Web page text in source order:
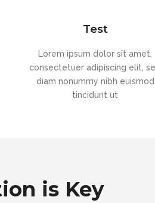
Test
Lorem ipsum dolor sit amet,
consectetuer adipiscing elit,
diam nonummy nibh euismod
tincidunt ut
is Key